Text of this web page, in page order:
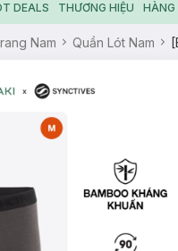
DEALS THƯƠNG HIỆU HÀNG
Nam Quần Lót Nam